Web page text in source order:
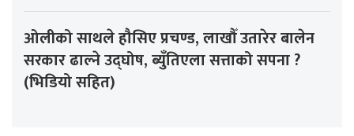
ओलीको साथले हौसिए प्रचण्ड, लाखौँ उतारेर बालेन
सरकार ढाल्ने उद्घोष, ब्युँतिएला सत्ताको सपना ?
(भिडियो सहित)